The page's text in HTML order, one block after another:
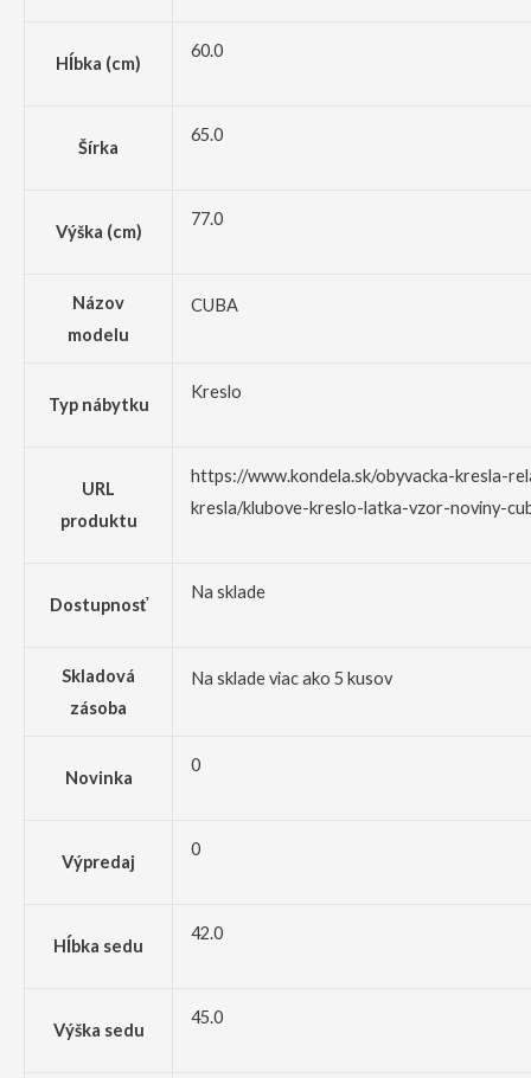
Hĺbka (cm)
60.0
Šírka
65.0
Výška (cm)
77.0
Názov
modelu
CUBA
Typ nábytku
Kreslo
URL
produktu
https://www.kondela.sk/obyvacka-kresla-
kresla/klubove-kreslo-latka-vzor-noviny-
Dostupnosť
Na sklade
Skladová
zásoba
Na sklade viac ako 5 kusov
Novinka
0
Výpredaj
0
Hĺbka sedu
42.0
Výška sedu
45.0